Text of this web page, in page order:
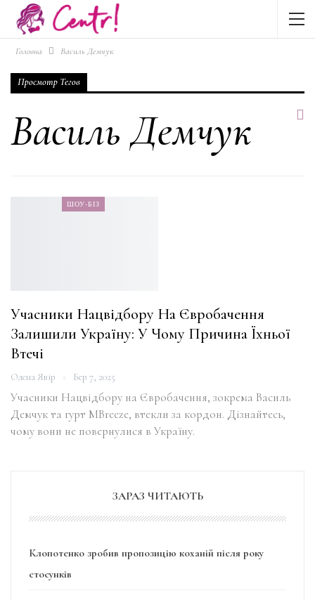
Головна Василь Демчук
Просмотр Тегов
Василь Демчук
ШОУ-БІЗ
Учасники Нацвідбору На Євробачення
Залишили Україну: У Чому Причина Їхньої
Втечі
Олена Явір Бер 7, 2025
Учасники Нацвідбору на Євробачення, зокрема Василь
Демчук та гурт MBreeze, втекли за кордон. Дізнайтесь,
чому вони не повернулися в Україну.
ЗАРАЗ ЧИТАЮТЬ
Клопотенко зробив пропозицію коханій після року
стосунків